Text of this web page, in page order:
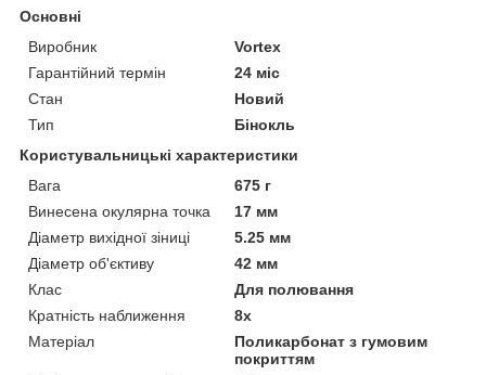
Основні
Виробник
Vortex
Гарантійний термін
24 міс
Стан
Новий
Тип
Бінокль
Користувальницькі характеристики
Вага
675 г
Винесена окулярна точка
17 мм
Діаметр вихідної зіниці
5.25 мм
Діаметр об'єктиву
42 мм
Клас
Для полювання
Кратність наближення
8х
Матеріал
Поликарбонат з гумовим
покриттям